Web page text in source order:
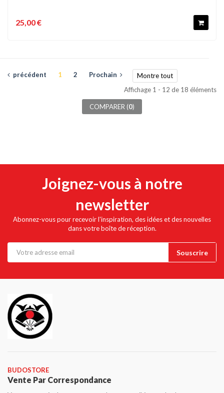
25,00 €
précédent 1 2 Prochain
Montre tout
Affichage 1 - 12 de 18 éléments
COMPARER (0)
Joignez-vous à notre
newsletter
Abonnez-vous pour recevoir l'inspiration, des idées et des nouvelles
dans votre boîte de réception.
BUDOSTORE
Vente Par Correspondance